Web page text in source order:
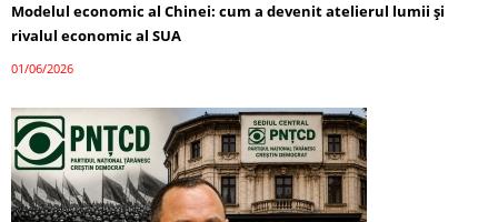
Modelul economic al Chinei: cum a devenit atelierul lumii și
rivalul economic al SUA
01/06/2026